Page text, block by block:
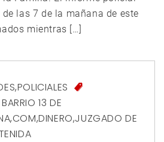
las 7 de la mañana de este
mientras […]
,POLICIALES
BARRIO 13 DE
,COM,DINERO,JUZGADO DE